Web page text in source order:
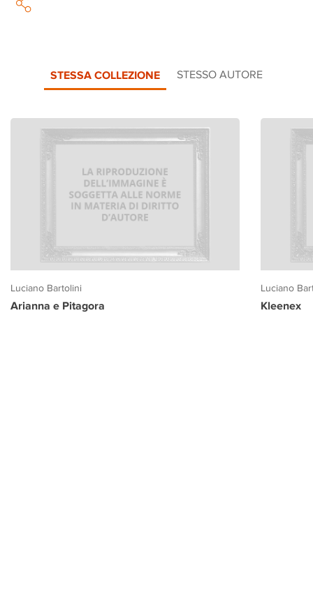
STESSA COLLEZIONE STESSO AUTORE
Luciano Bartolini
Arianna e Pitagora
Luciano
Kleenex